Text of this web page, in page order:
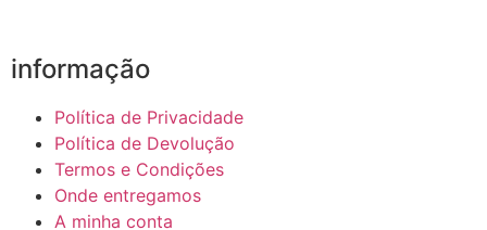
informação
Política de Privacidade
Política de Devolução
Termos e Condições
Onde entregamos
A minha conta